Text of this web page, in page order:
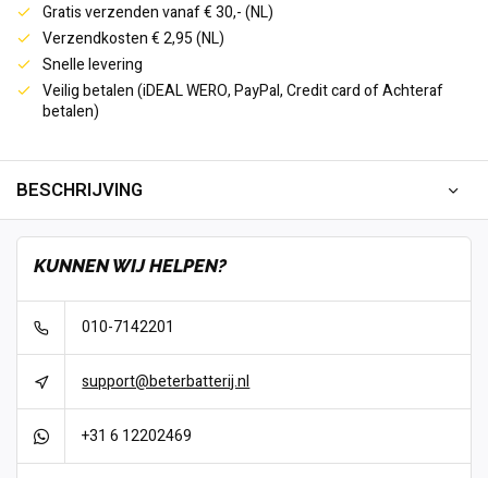
Gratis verzenden vanaf € 30,- (NL)
Verzendkosten € 2,95 (NL)
Snelle levering
Veilig betalen (iDEAL WERO, PayPal, Credit card of Achteraf
betalen)
BESCHRIJVING
KUNNEN WIJ HELPEN?
010-7142201
support@beterbatterij.nl
+31 6 12202469